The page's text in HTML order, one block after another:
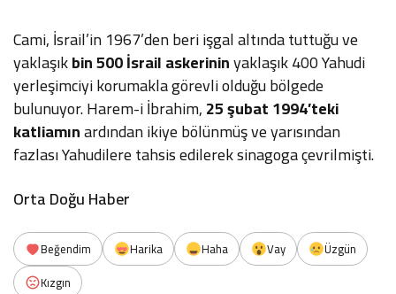
Cami, İsrail’in 1967’den beri işgal altında tuttuğu ve
yaklaşıkbin 500 İsrail askerininyaklaşık 400 Yahudi
yerleşimciyi korumakla görevli olduğu bölgede
bulunuyor. Harem-i İbrahim,25 şubat 1994’teki
katliamınardından ikiye bölünmüş ve yarısından
fazlası Yahudilere tahsis edilerek sinagoga çevrilmişti.
Orta Doğu Haber
Beğendim Harika Haha Vay
Üzgün
Kızgın